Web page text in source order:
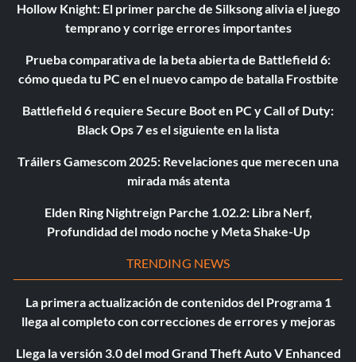
Hollow Knight: El primer parche de Silksong alivia el juego
temprano y corrige errores importantes
Prueba comparativa de la beta abierta de Battlefield 6:
cómo queda tu PC en el nuevo campo de batalla Frostbite
Battlefield 6 requiere Secure Boot en PC y Call of Duty:
Black Ops 7 es el siguiente en la lista
Tráilers Gamescom 2025: Revelaciones que merecen una
mirada más atenta
Elden Ring Nightreign Parche 1.02.2: Libra Nerf,
Profundidad del modo noche y Meta Shake-Up
TRENDING NEWS
La primera actualización de contenidos del Programa 1
llega al completo con correcciones de errores y mejoras
Llega la versión 3.0 del mod Grand Theft Auto V Enhanced